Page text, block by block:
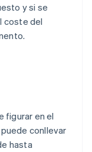
y si se
coste del
figurar en el
conllevar
hasta